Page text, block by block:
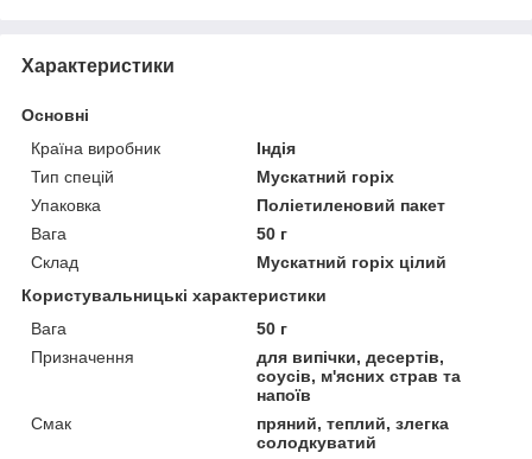
Характеристики
Основні
Країна виробник
Індія
Тип спецій
Мускатний горіх
Упаковка
Поліетиленовий пакет
Вага
50 г
Склад
Мускатний горіх цілий
Користувальницькі характеристики
Вага
50 г
Призначення
для випічки, десертів,
соусів, м'ясних страв та
напоїв
Смак
пряний, теплий, злегка
солодкуватий